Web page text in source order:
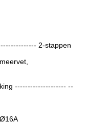
2-stappen
-------------------- --